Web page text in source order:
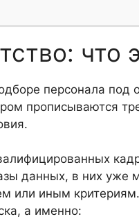
что
персонала под
прописываются
данных, в них уже
или иным
а именно: